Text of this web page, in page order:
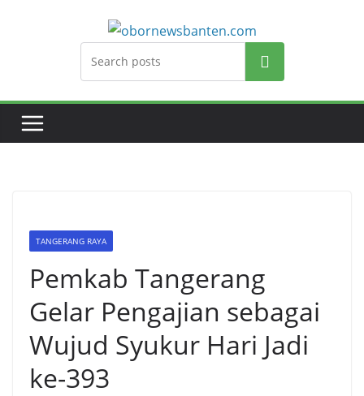
Search
TANGERANG RAYA
Pemkab Tangerang
Gelar Pengajian sebagai
Wujud Syukur Hari Jadi
ke-393